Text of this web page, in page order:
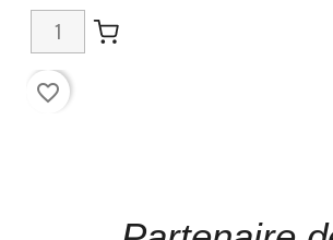
favorite_border